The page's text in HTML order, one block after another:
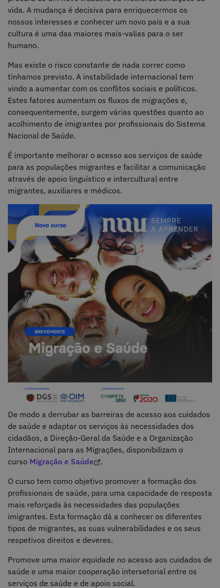
vida. A mudança é decisiva para enriquecermos os
nossos interesses e conhecer um novo país e a sua
cultura é uma das maiores mais-valias para o ser
humano.
Mas existe o risco constante de nada correr como
tínhamos previsto. A instabilidade internacional tem
vindo a aumentar com os conflitos sociais e políticos.
Estes fatores aumentam os fluxos de migrações e,
consequentemente, surgem várias questões quanto ao
acolhimento de imigrantes por profissionais do Sistema
Nacional de Saúde.
É importante melhorar o acesso aos serviços de saúde
para as populações migrantes e facilitar a comunicação
através de apoio linguístico e intercultural entre
migrantes, auxiliares e médicos.
De modo a derrubar as barreiras de acesso aos cuidados
de saúde e adaptar os serviços às necessidades dos
cidadãos, a Direção-Geral da Saúde e a Organização
Internacional para as Migrações, disponibilizam o
curso Migração e Saúde
.
O curso tem como objetivo promover a formação dos
profissionais de saúde, para uma capacidade de resposta
mais reforçada às necessidades das populações
imigrantes. Esta formação dá a conhecer os diferentes
tipos de migrantes, as suas vulnerabilidades e os seus
respetivos direitos e deveres.
Promove uma maior equidade no acesso aos cuidados de
saúde e uma maior cooperação intersetorial entre os
serviços de saúde e de apoio social.